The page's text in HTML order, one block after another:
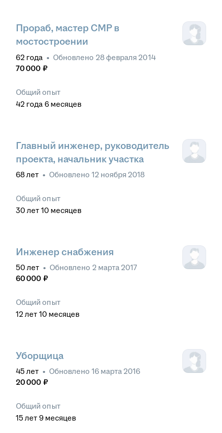
Прораб, мастер СМР в
мостостроении
62 года • Обновлено 28 февраля 2014
70 000 ₽
Общий опыт
42 года 6 месяцев
Главный инженер, руководитель
проекта, начальник участка
68лет • Обновлено 12 ноября 2018
Общий опыт
30 лет 10 месяцев
Инженер снабжения
50 лет • Обновлено 2 марта 2017
60 000 ₽
Общий опыт
12 лет 10 месяцев
Уборщица
45 лет • Обновлено 16 марта 2016
20 000 ₽
Общий опыт
15 лет 9 месяцев